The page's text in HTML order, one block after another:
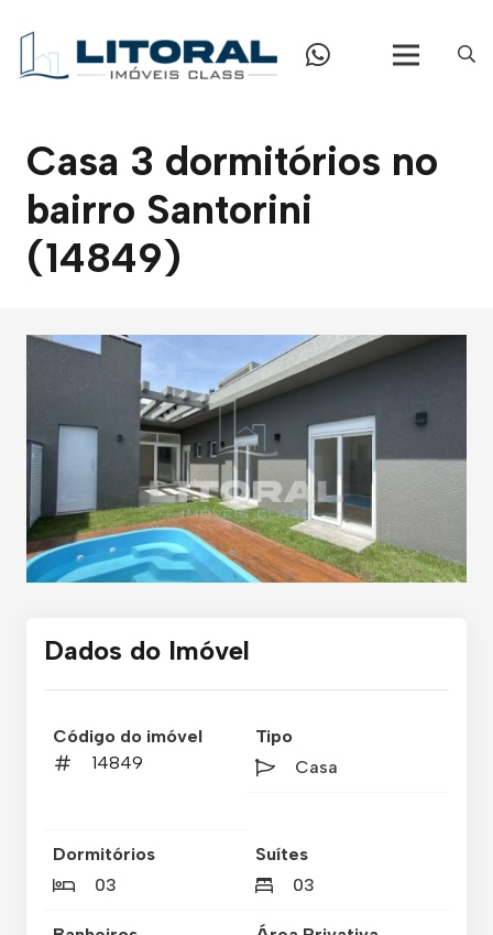
Casa 3 dormitórios no
bairro Santorini
(14849)
Dados do Imóvel
Código do imóvel
14849
Tipo
Casa
Dormitórios
03
Suítes
03